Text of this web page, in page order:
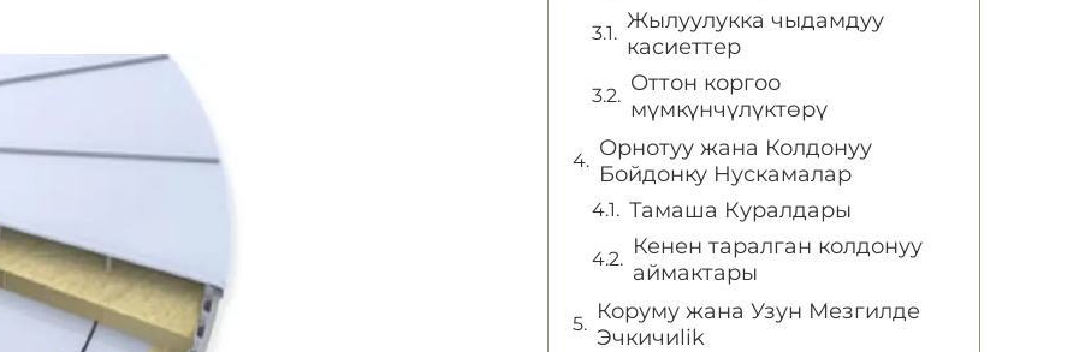
Жылуулукка чыдамдуу
касиеттер
Оттон коргоо
мүмкүнчүлүктөрү
Орнотуу жана Колдонуу
Бойдонку Нускамалар
Тамаша Куралдары
Кенен таралган колдонуу
аймактары
Коруму жана Узун Мезгилде
Эчкичиlik